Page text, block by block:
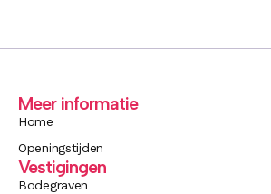
Meer informatie
Home
Openingstijden
Vestigingen
Bodegraven